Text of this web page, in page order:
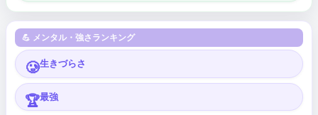
💪 メンタル・強さランキング
🥲生きづらさ
🏆最強